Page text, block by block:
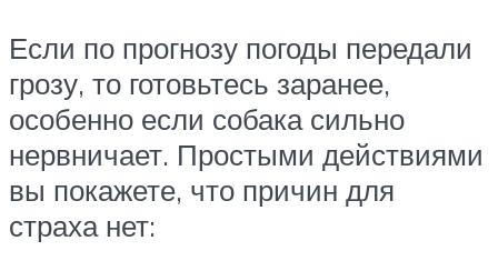
Если по прогнозу погоды передали
грозу, то готовьтесь заранее,
особенно если собака сильно
нервничает. Простыми действиями
вы покажете, что причин для
страха нет: